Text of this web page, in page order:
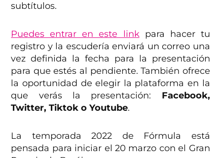
subtítulos.
Puedes entrar en este linkpara hacer tu
registro y la escudería enviará un correo una
vez definida la fecha para la presentación
para que estés al pendiente. También ofrece
la oportunidad de elegir la plataforma en la
que verás la presentación: Facebook,
Twitter, Tiktok o Youtube.
La temporada 2022 de Fórmula está
pensada para iniciar el 20 marzo con el Gran